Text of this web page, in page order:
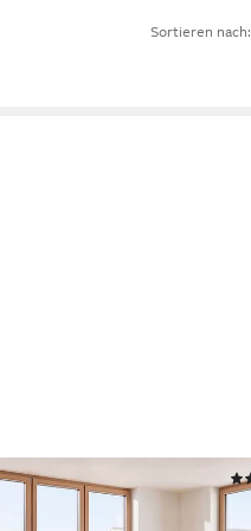
Sortieren nach:
L-Form, B: 234 cm - OTTO.